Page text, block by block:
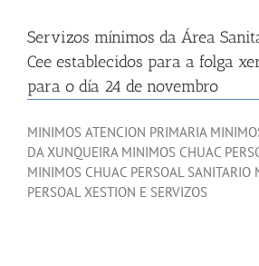
Servizos mínimos da Área
Cee establecidos para a folga
para o día 24 de novembro
MINIMOS ATENCION PRIMARIA
DA XUNQUEIRA MINIMOS CHUAC
MINIMOS CHUAC PERSOAL SANITARIO
PERSOAL XESTION E SERVIZOS